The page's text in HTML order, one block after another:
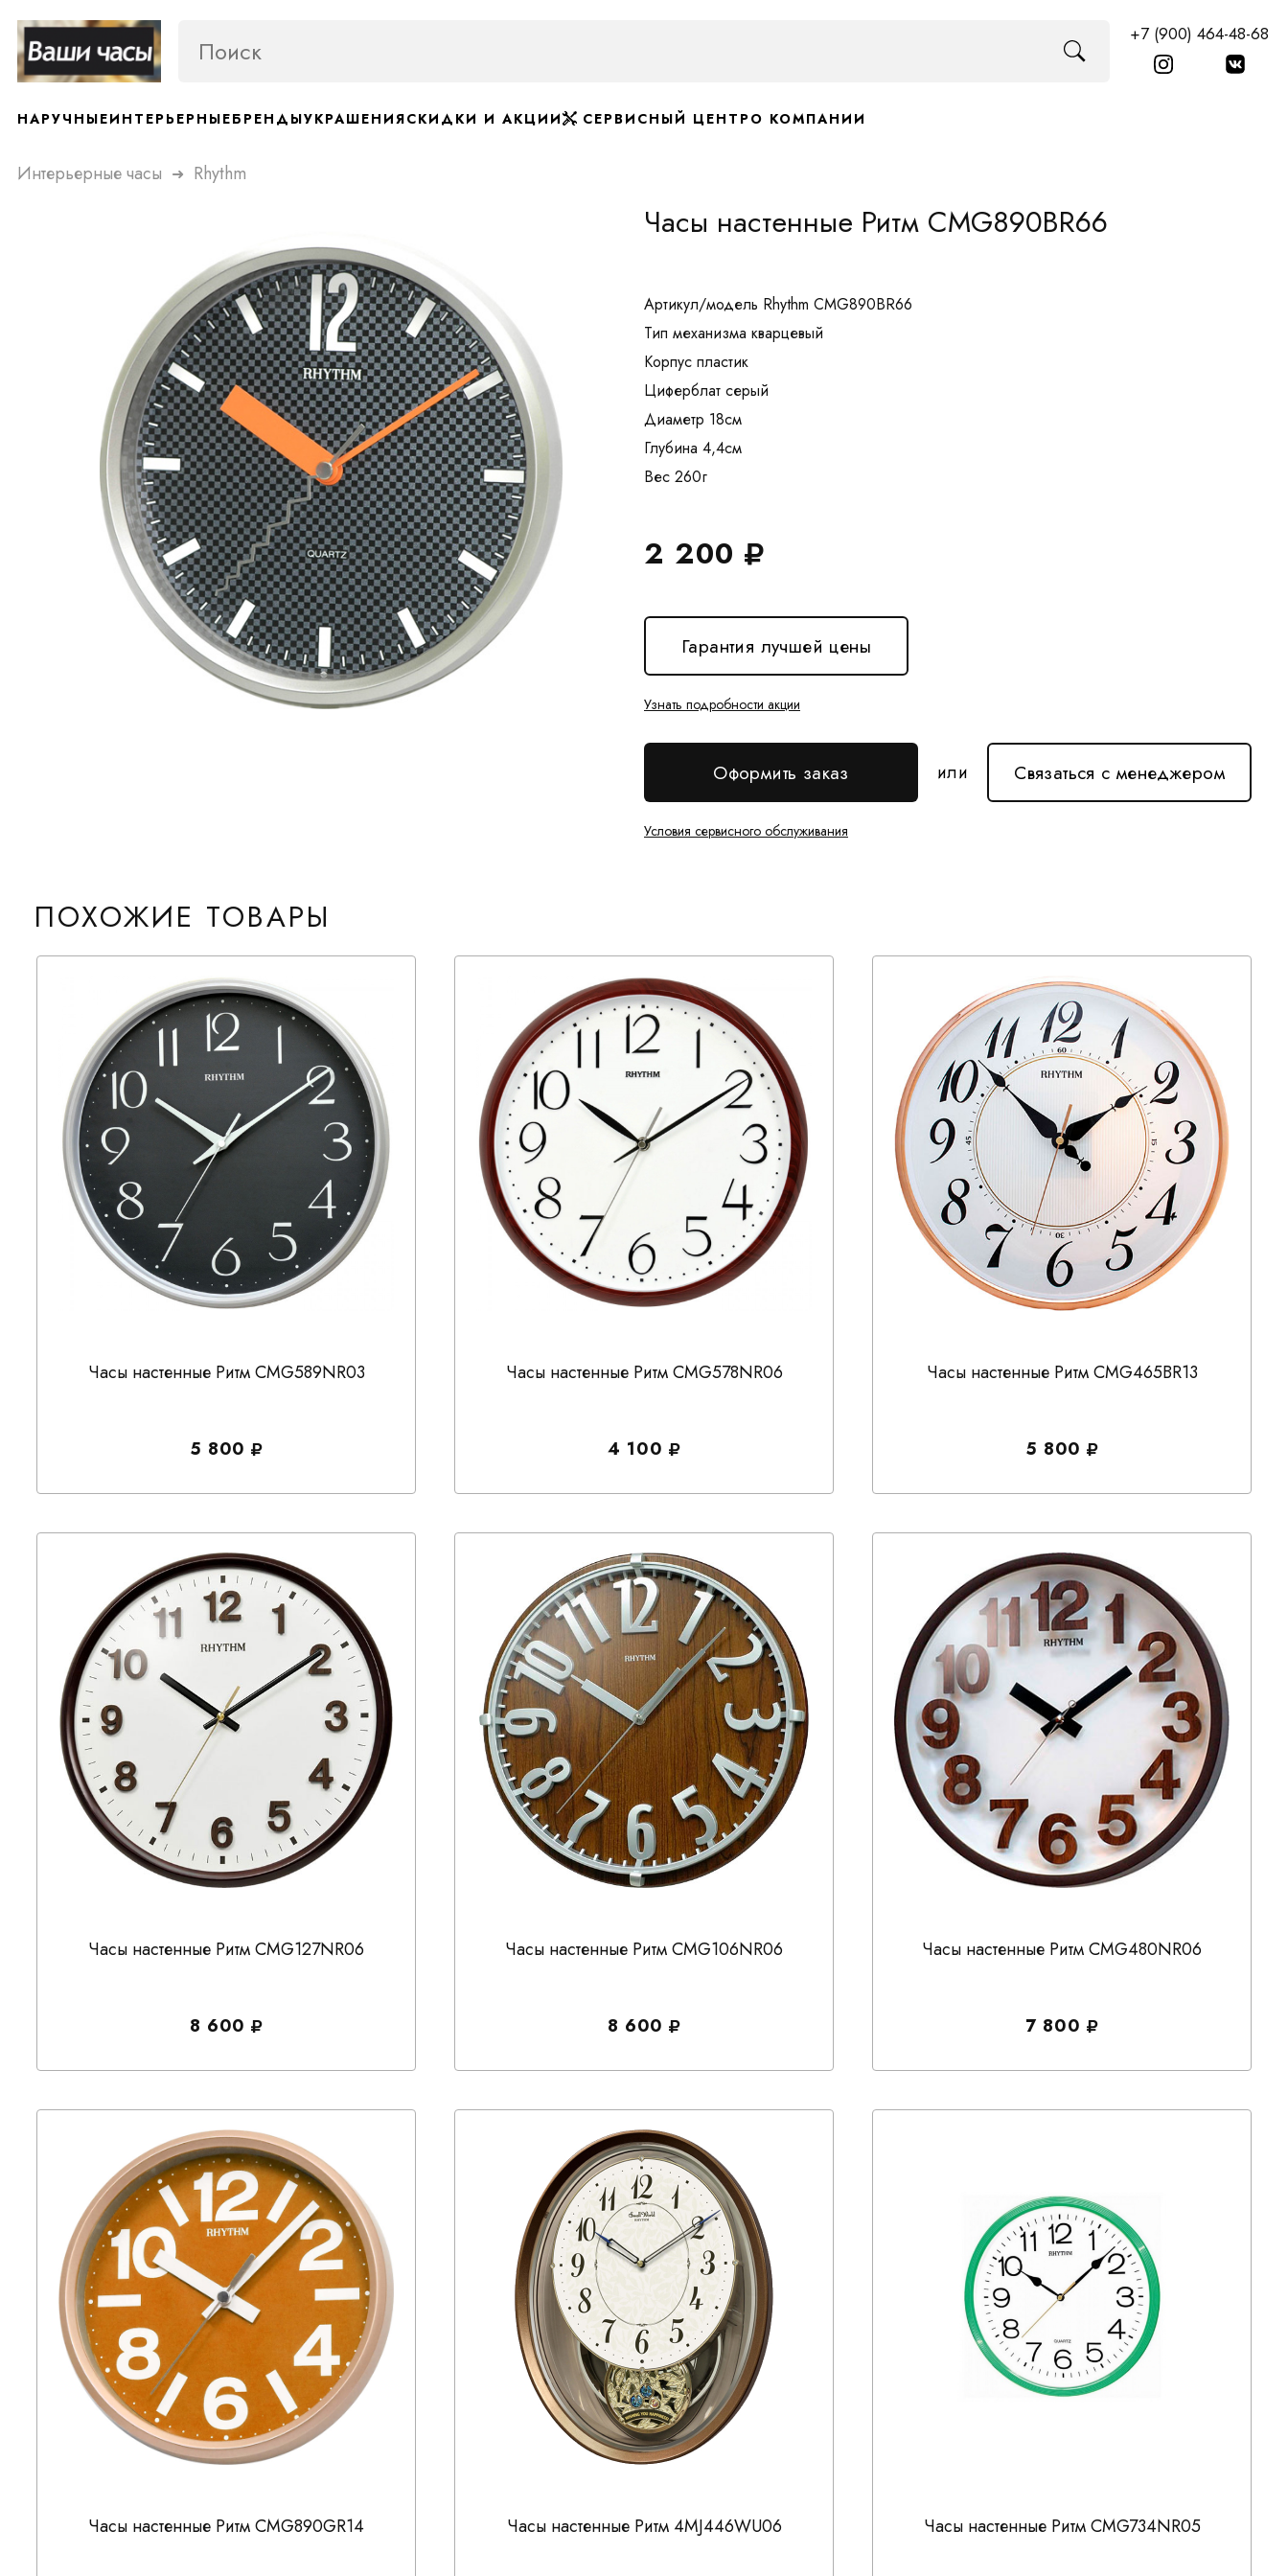
+7 (900) 464-48-68
НАРУЧНЫЕИНТЕРЬЕРНЫЕБРЕНДЫУКРАШЕНИЯСКИДКИ И АКЦИИ СЕРВИСНЫЙ ЦЕНТРО КОМПАНИИ
Интерьерные часы ➜ Rhythm
Часы настенные Ритм CMG890BR66
Артикул/модель Rhythm CMG890BR66
Тип механизма кварцевый
Корпус пластик
Циферблат серый
Диаметр 18см
Глубина 4,4см
2 200
Гарантия лучшей цены
Узнать подробности акции
Оформить заказ или Связаться с менеджером
Условия сервисного обслуживания
ПОХОЖИЕ ТОВАРЫ
Часы настенные Ритм CMG589NR03
5 800
Часы настенные Ритм CMG578NR06
4 100
Часы настенные Ритм CMG465BR13
5 800
Часы настенные Ритм CMG127NR06
8 600
Часы настенные Ритм CMG106NR06
8 600
Часы настенные Ритм CMG480NR06
7 800
Часы настенные Ритм CMG890GR14 Часы настенные Ритм 4MJ446WU06 Часы настенные Ритм CMG734NR05